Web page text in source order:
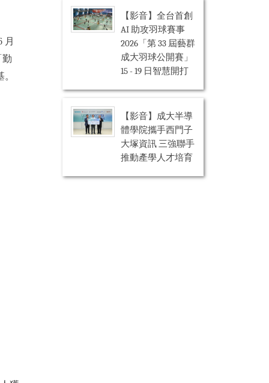
月
勤
【影音】全台首創
AI 助攻羽球賽事
2026「第 33 屆藝群
成大羽球公開賽」
15 - 19 日智慧開打
【影音】成大半導
體學院攜手西門子
大塚資訊 三強聯手
推動產學人才培育